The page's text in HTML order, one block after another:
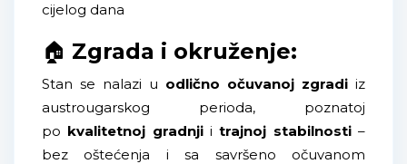
cijelog dana
🏠 Zgrada i okruženje:
Stan se nalazi u odlično očuvanoj zgradi iz
austrougarskog perioda, poznatoj
po kvalitetnoj gradnjiitrajnoj stabilnosti–
bez oštećenja i sa savršeno očuvanom